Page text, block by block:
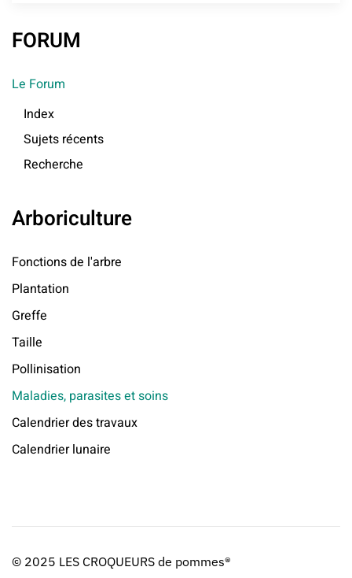
FORUM
Le Forum
Index
Sujets récents
Recherche
Arboriculture
Fonctions de l'arbre
Plantation
Greffe
Taille
Pollinisation
Maladies, parasites et soins
Calendrier des travaux
Calendrier lunaire
© 2025 LES CROQUEURS de pommes®